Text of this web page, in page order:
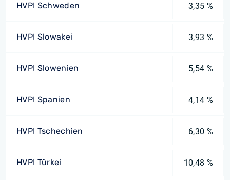
HVPI Schweden 3,35 %
HVPI Slowakei 3,93 %
HVPI Slowenien 5,54 %
HVPI Spanien 4,14 %
HVPI Tschechien 6,30 %
HVPI Türkei 10,48 %